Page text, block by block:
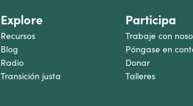
Explore
Recursos
Blog
Radio
Transición justa
Participa
Trabaje con
Póngase en
Donar
Talleres